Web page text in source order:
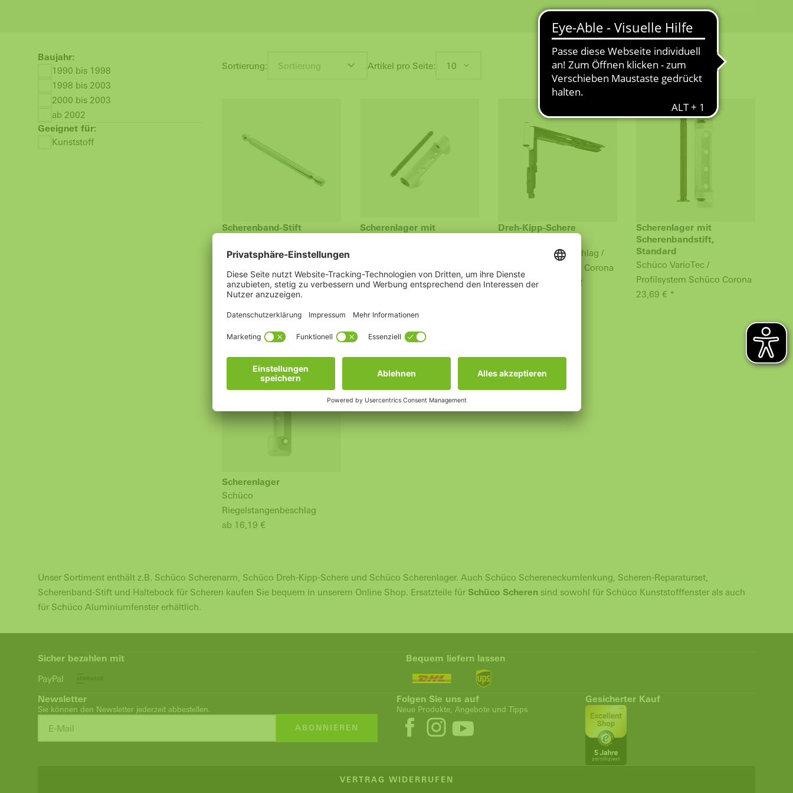
Baujahr:
1990 bis 1998
1998 bis 2003
2000 bis 2003
ab 2002
Geeignet für:
Kunststoff
Sortierung: Sortierung Artikel pro Seite: 10
Scherenband-Stift
Riegelstangenbeschlag
16,19 € *
Scherenlager mit
Profilsystem Schüco
CT 70 / SI82
Dreh-Kipp-Schere
Schüco Systembeschlag /
Profilsystem Schüco Corona
AS 60 / CT 70 / SI 82
Scherenlager mit
Scherenbandstift,
Standard
Schüco VarioTec /
Profilsystem Schüco Corona
23,69 € *
Scherenlager
Schüco
Riegelstangenbeschlag
ab 16,19 €
Unser Sortiment enthält z.B. Schüco Scherenarm, Schüco Dreh-Kipp-Schere und Schüco Scherenlager. Auch Schüco Schereneckumlenkung, Scheren-Reparaturset,
Scherenband-Stift und Haltebock für Scheren kaufen Sie bequem in unserem Online Shop. Ersatzteile für Schüco Scheren sind sowohl für Schüco Kunststofffenster als auch
für Schüco Aluminiumfenster erhältlich.
Sicher bezahlen mit
PayPal
Bequem liefern lassen
Newsletter
Sie können den Newsletter jederzeit abbestellen.
ABONNIEREN
Folgen Sie uns auf
Neue Produkte, Angebote und Tipps
Gesicherter Kauf
VERTRAG WIDERRUFEN